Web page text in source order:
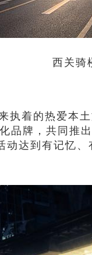
西关骑
执着的热爱本
品牌，共同推
动达到有记忆